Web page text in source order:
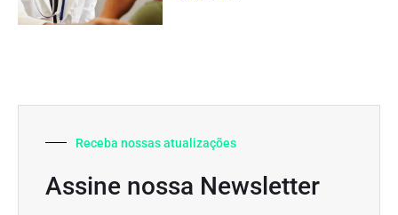
Receba nossas atualizações
Assine nossa Newsletter